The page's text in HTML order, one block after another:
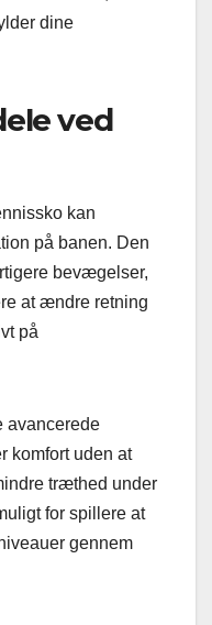
dine
ved
kan
på banen. Den
bevægelser,
at ændre retning
på
avancerede
komfort uden at
træthed under
for spillere at
gennem